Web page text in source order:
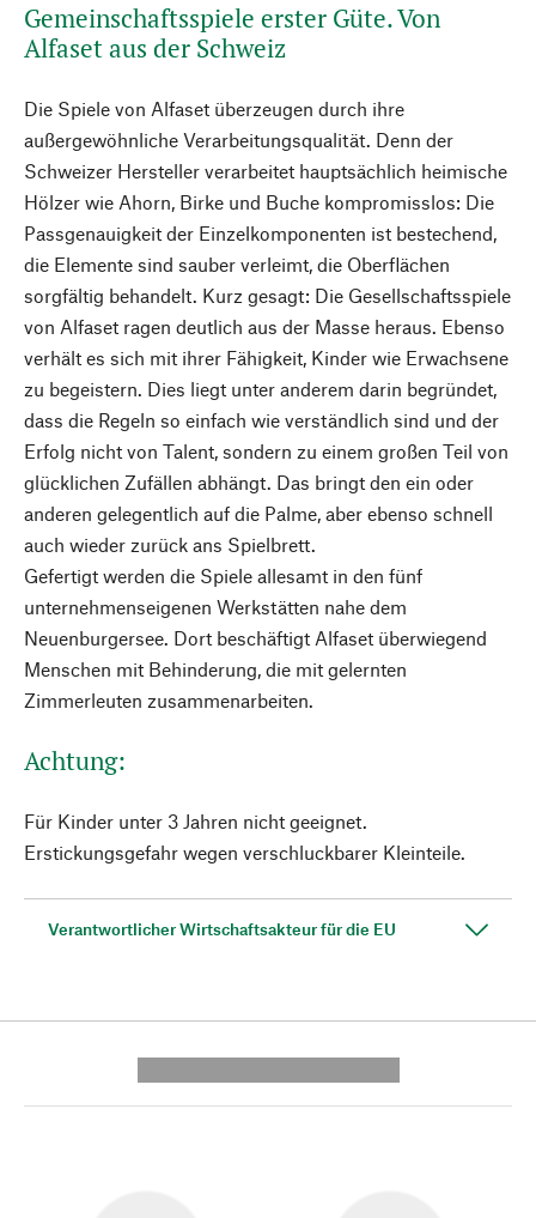
Gemeinschaftsspiele erster Güte. Von
Alfaset aus der Schweiz
Die Spiele von Alfaset überzeugen durch ihre
außergewöhnliche Verarbeitungsqualität. Denn der
Schweizer Hersteller verarbeitet hauptsächlich heimische
Hölzer wie Ahorn, Birke und Buche kompromisslos: Die
Passgenauigkeit der Einzelkomponenten ist bestechend,
die Elemente sind sauber verleimt, die Oberflächen
sorgfältig behandelt. Kurz gesagt: Die Gesellschaftsspiele
von Alfaset ragen deutlich aus der Masse heraus. Ebenso
verhält es sich mit ihrer Fähigkeit, Kinder wie Erwachsene
zu begeistern. Dies liegt unter anderem darin begründet,
dass die Regeln so einfach wie verständlich sind und der
Erfolg nicht von Talent, sondern zu einem großen Teil von
glücklichen Zufällen abhängt. Das bringt den ein oder
anderen gelegentlich auf die Palme, aber ebenso schnell
auch wieder zurück ans Spielbrett.
Gefertigt werden die Spiele allesamt in den fünf
unternehmenseigenen Werkstätten nahe dem
Neuenburgersee. Dort beschäftigt Alfaset überwiegend
Menschen mit Behinderung, die mit gelernten
Zimmerleuten zusammenarbeiten.
Achtung:
Für Kinder unter 3 Jahren nicht geeignet.
Erstickungsgefahr wegen verschluckbarer Kleinteile.
Verantwortlicher Wirtschaftsakteur für die EU